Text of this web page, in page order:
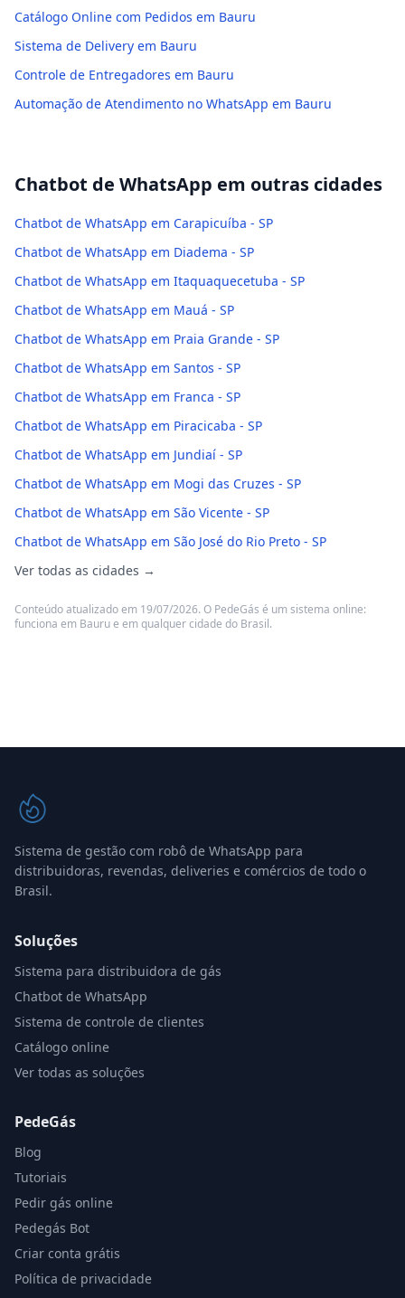
Catálogo Online com Pedidos em Bauru
Sistema de Delivery em Bauru
Controle de Entregadores em Bauru
Automação de Atendimento no WhatsApp em Bauru
Chatbot de WhatsApp em outras cidades
Chatbot de WhatsApp em Carapicuíba - SP
Chatbot de WhatsApp em Diadema - SP
Chatbot de WhatsApp em Itaquaquecetuba - SP
Chatbot de WhatsApp em Mauá - SP
Chatbot de WhatsApp em Praia Grande - SP
Chatbot de WhatsApp em Santos - SP
Chatbot de WhatsApp em Franca - SP
Chatbot de WhatsApp em Piracicaba - SP
Chatbot de WhatsApp em Jundiaí - SP
Chatbot de WhatsApp em Mogi das Cruzes - SP
Chatbot de WhatsApp em São Vicente - SP
Chatbot de WhatsApp em São José do Rio Preto - SP
Ver todas as cidades →
Conteúdo atualizado em 19/07/2026. O PedeGás é um sistema online:
funciona em Bauru e em qualquer cidade do Brasil.
Sistema de gestão com robô de WhatsApp para
distribuidoras, revendas, deliveries e comércios de todo o
Brasil.
Soluções
Sistema para distribuidora de gás
Chatbot de WhatsApp
Sistema de controle de clientes
Catálogo online
Ver todas as soluções
PedeGás
Blog
Tutoriais
Pedir gás online
Pedegás Bot
Criar conta grátis
Política de privacidade